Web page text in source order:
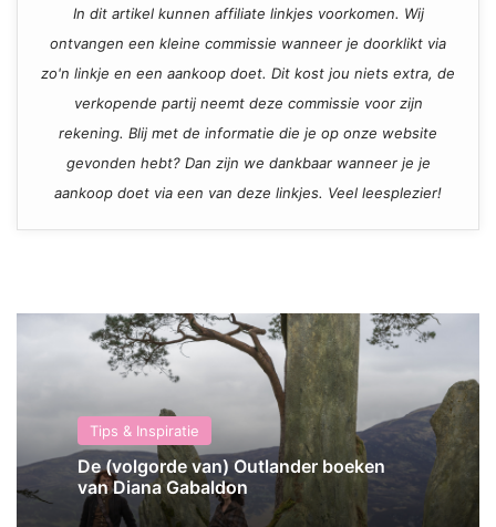
In dit artikel kunnen affiliate linkjes voorkomen. Wij
ontvangen een kleine commissie wanneer je doorklikt via
zo'n linkje en een aankoop doet. Dit kost jou niets extra, de
verkopende partij neemt deze commissie voor zijn
rekening. Blij met de informatie die je op onze website
gevonden hebt? Dan zijn we dankbaar wanneer je je
aankoop doet via een van deze linkjes. Veel leesplezier!
Tips & Inspiratie
De (volgorde van) Outlander boeken
van Diana Gabaldon